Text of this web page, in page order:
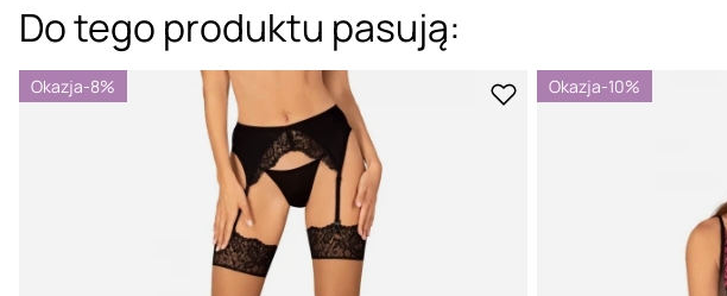
Do tego produktu pasują:
Okazja-8% Okazja-10%